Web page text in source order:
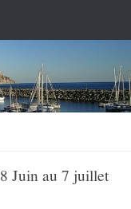
Juin au 7 juillet